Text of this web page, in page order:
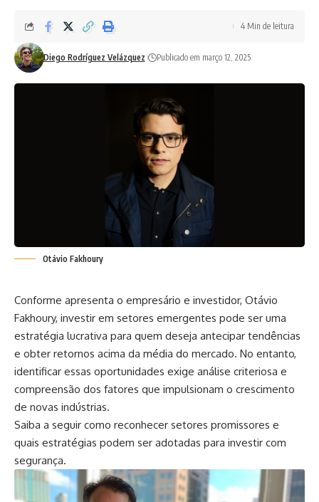
Diego Rodríguez Velázquez Publicado em março 12, 2025
4 Min de leitura
Otávio Fakhoury
Conforme apresenta o empresário e investidor, Otávio
Fakhoury, investir em setores emergentes pode ser uma
estratégia lucrativa para quem deseja antecipar tendências
e obter retornos acima da média do mercado. No entanto,
identificar essas oportunidades exige análise criteriosa e
compreensão dos fatores que impulsionam o crescimento
de novas indústrias.
Saiba a seguir como reconhecer setores promissores e
quais estratégias podem ser adotadas para investir com
segurança.